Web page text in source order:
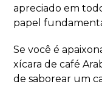
apreciado em
papel
Se você é
xícara de café
de saborear um